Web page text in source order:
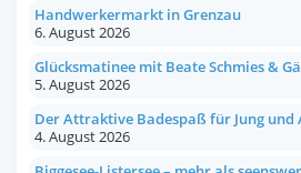
Handwerkermarkt in Grenzau
6. August 2026
Glücksmatinee mit Beate Schmies &
5. August 2026
Der Attraktive Badespaß für Jung und
4. August 2026